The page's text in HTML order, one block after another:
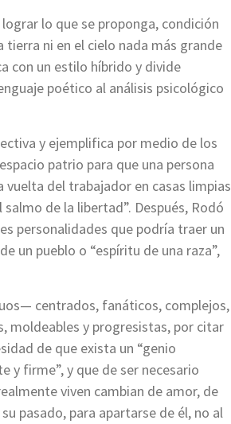
lo que se proponga, condición
tierra ni en el cielo nada más grande
con un estilo híbrido y divide
poético al análisis psicológico
y ejemplifica por medio de los
patrio para que una persona
del trabajador en casas limpias
de la libertad”. Después, Rodó
personalidades que podría traer un
un pueblo o “espíritu de una raza”,
centrados, fanáticos, complejos,
moldeables y progresistas, por citar
de que exista un “genio
y firme”, y que de ser necesario
viven cambian de amor, de
pasado, para apartarse de él, no al